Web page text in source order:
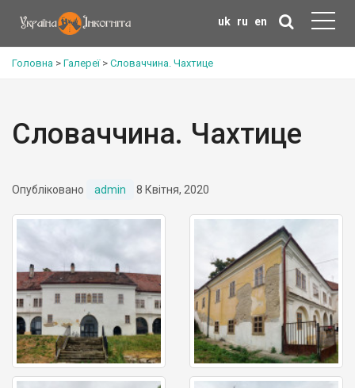
uk ru en
Головна > Галереї> Словаччина. Чахтице
Словаччина. Чахтице
Опубліковано admin 8 Квітня, 2020